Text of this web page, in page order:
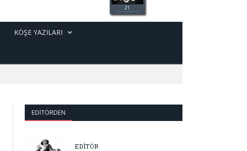
KÖŞE YAZILARI
EDITÖRDEN
EDİTÖR